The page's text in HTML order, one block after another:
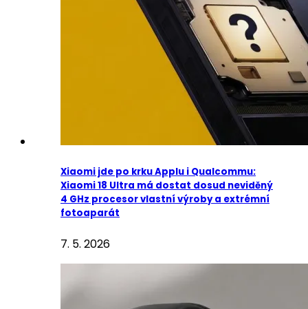
Xiaomi jde po krku Applu i Qualcommu:
Xiaomi 18 Ultra má dostat dosud neviděný
4 GHz procesor vlastní výroby a extrémní
fotoaparát
7. 5. 2026